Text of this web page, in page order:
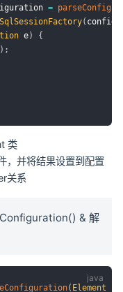
=
(
e)
{
) ;
类
并将结果设置到配置
关系
& 解
( Element